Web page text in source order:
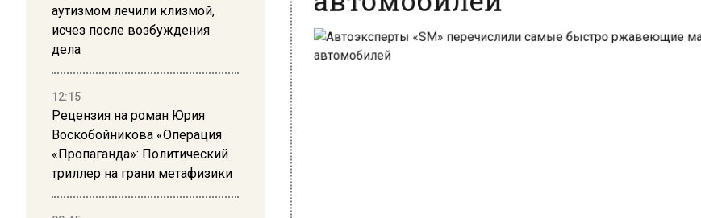
аутизмом лечили клизмой,
исчез после возбуждения
дела
12:15
Рецензия на роман Юрия
Воскобойникова «Операция
«Пропаганда»: Политический
триллер на грани метафизики